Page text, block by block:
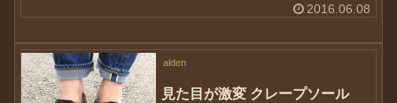
2016.06.08
alden
見た目が激変 クレープソール